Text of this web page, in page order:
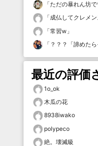
「ただの暴れん坊で
「成仏してクレメン
「常習w 」
「 ？？？「諦めた
最近の評価
1o_ok
木瓜の花
8938iwako
polypeco
絶。壊滅級